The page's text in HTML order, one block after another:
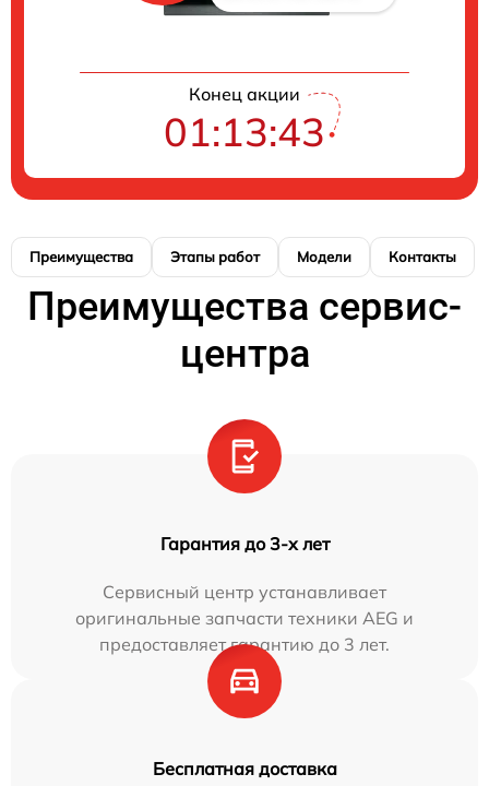
Конец акции
01:13:42
Преимущества Этапы работ Модели Контакты
Преимущества сервис-
центра
Гарантия до 3-х лет
Сервисный центр устанавливает
оригинальные запчасти техники AEG и
предоставляет гарантию до 3 лет.
Бесплатная доставка